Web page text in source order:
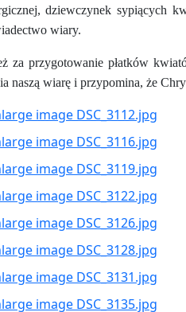
dziewczynek sypiących
wiary.
za przygotowanie płatków
naszą wiarę i przypomina, że